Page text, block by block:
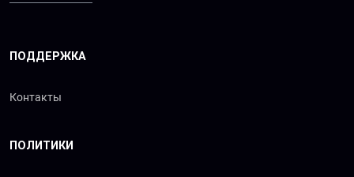
ПОДДЕРЖКА
Контакты
ПОЛИТИКИ